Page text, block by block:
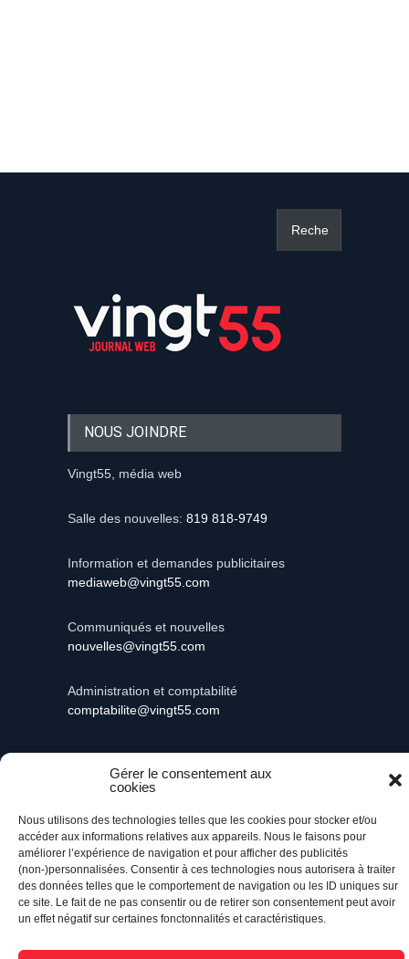
Gérer le consentement aux
cookies
Nous utilisons des technologies telles que les cookies pour stocker et/ou
accéder aux informations relatives aux appareils. Nous le faisons pour
améliorer l’expérience de navigation et pour afficher des publicités
(non-)personnalisées. Consentir à ces technologies nous autorisera à traiter
des données telles que le comportement de navigation ou les ID uniques sur
ce site. Le fait de ne pas consentir ou de retirer son consentement peut avoir
un effet négatif sur certaines fonctonnalités et caractéristiques.
NOUS JOINDRE
Vingt55, média web
Salle des nouvelles: 819 818-9749
Information et demandes publicitaires
mediaweb@vingt55.com
Communiqués et nouvelles
nouvelles@vingt55.com
Administration et comptabilité
comptabilite@vingt55.com
réservés.
Retour à l’accueil